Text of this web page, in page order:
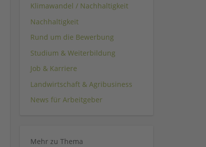
Klimawandel / Nachhaltigkeit
Nachhaltigkeit
Rund um die Bewerbung
Studium & Weiterbildung
Job & Karriere
Landwirtschaft & Agribusiness
News für Arbeitgeber
Mehr zu Thema